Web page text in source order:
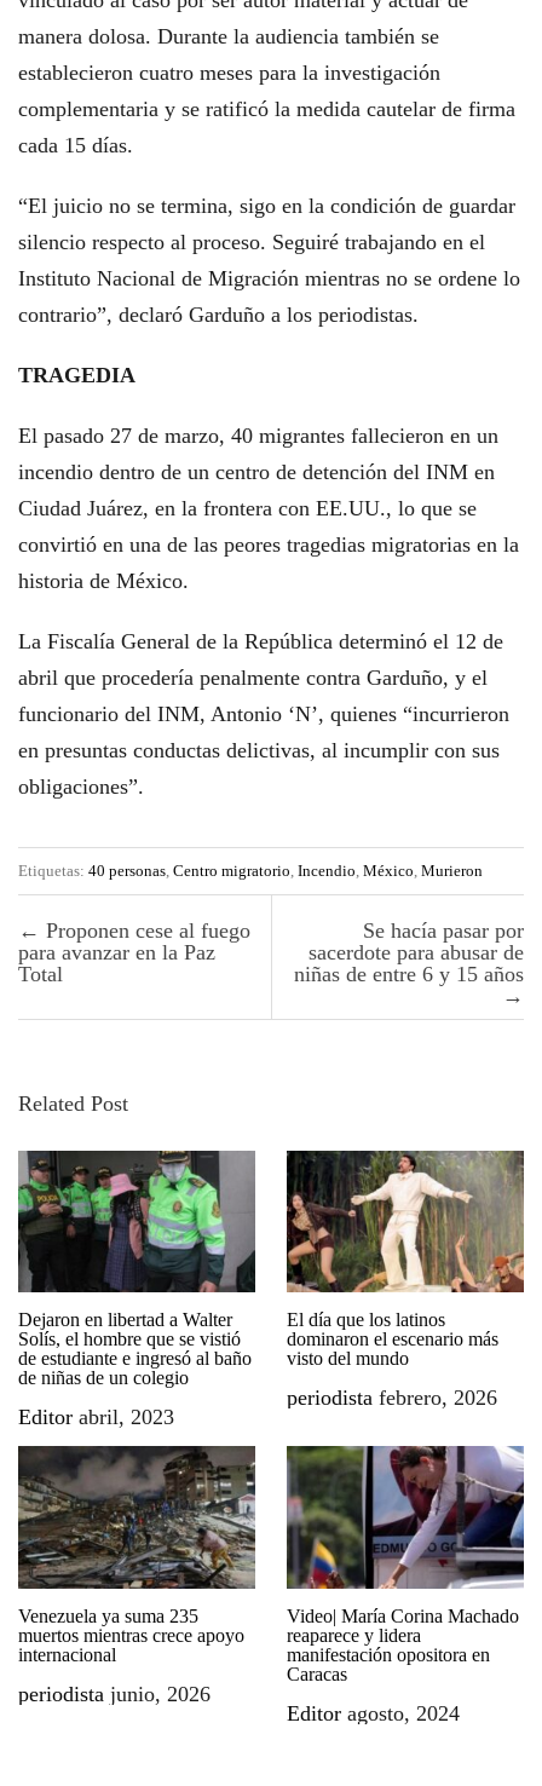
manera dolosa. Durante la audiencia también se
establecieron cuatro meses para la investigación
complementaria y se ratificó la medida cautelar de firma
cada 15 días.
“El juicio no se termina, sigo en la condición de guardar
silencio respecto al proceso. Seguiré trabajando en el
Instituto Nacional de Migración mientras no se ordene lo
contrario”, declaró Garduño a los periodistas.
TRAGEDIA
El pasado 27 de marzo, 40 migrantes fallecieron en un
incendio dentro de un centro de detención del INM en
Ciudad Juárez, en la frontera con EE.UU., lo que se
convirtió en una de las peores tragedias migratorias en la
historia de México.
La Fiscalía General de la República determinó el 12 de
abril que procedería penalmente contra Garduño, y el
funcionario del INM, Antonio ‘N’, quienes “incurrieron
en presuntas conductas delictivas, al incumplir con sus
obligaciones”.
Etiquetas: 40 personas Centro migratorio Incendio México Murieron
Post navigation
← Proponen cese al fuego
para avanzar en la Paz
Total
Se hacía pasar por
sacerdote para abusar de
niñas de entre 6 y 15 años
→
Related Post
Dejaron en libertad a Walter
Solís, el hombre que se vistió
de estudiante e ingresó al baño
de niñas de un colegio
Editor abril, 2023
El día que los latinos
dominaron el escenario más
visto del mundo
periodistafebrero, 2026
Venezuela ya suma 235
muertos mientras crece apoyo
internacional
periodista junio, 2026
Video| María Corina Machado
reaparece y lidera
manifestación opositora en
Caracas
Editoragosto, 2024